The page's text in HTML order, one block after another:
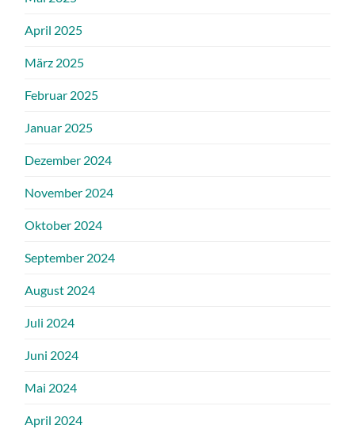
April 2025
März 2025
Februar 2025
Januar 2025
Dezember 2024
November 2024
Oktober 2024
September 2024
August 2024
Juli 2024
Juni 2024
Mai 2024
April 2024